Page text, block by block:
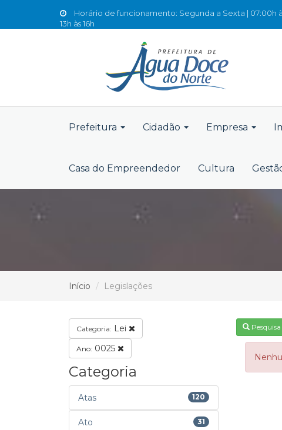
Horário de funcionamento: Segunda a Sexta | 07:00h
13h às 16h
Prefeitura Cidadão Empresa
Casa do Empreendedor Cultura
Início Legislações
Categoria: Lei
Ano: 0025
Categoria
Atas 120
Ato 31